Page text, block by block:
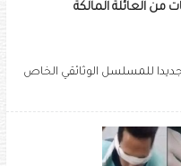
من العائلة المالكة
للمسلسل الوثائقي الخاص